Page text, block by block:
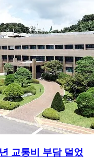
교통비 부담 덜었